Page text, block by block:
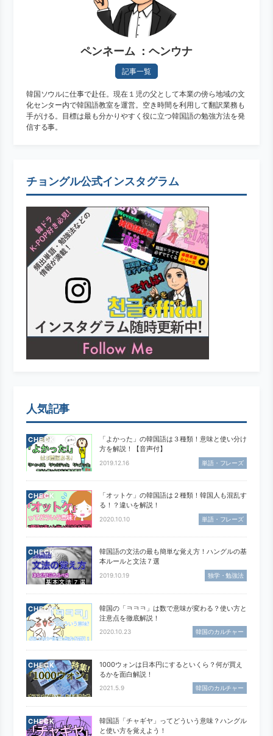
ペンネーム ：ヘンウナ
記事一覧
韓国ソウルに仕事で赴任。現在１児の父として本業の傍ら地域の文
化センター内で韓国語教室を運営。空き時間を利用して翻訳業務も
手がける。目標は最も分かりやすく役に立つ韓国語の勉強方法を発
信する事。
チョングル公式インスタグラム
人気記事
CHECK
「よかった」の韓国語は３種類！意味と使い分け
方を解説！【音声付】
2019.12.16 単語・フレーズ
CHECK
「オットケ」の韓国語は２種類！韓国人も混乱す
る！？違いを解説！
2020.10.10 単語・フレーズ
CHECK
韓国語の文法の最も簡単な覚え方！ハングルの基
本ルールと文法７選
2019.10.19 独学・勉強法
CHECK
韓国の「ㅋㅋㅋ」は数で意味が変わる？使い方と
注意点を徹底解説！
2020.10.23 韓国のカルチャー
CHECK
1000ウォンは日本円にするといくら？何が買え
るかを面白解説！
2021.5.9 韓国のカルチャー
CHECK
韓国語「チャギヤ」ってどういう意味？ハングル
と使い方を覚えよう！